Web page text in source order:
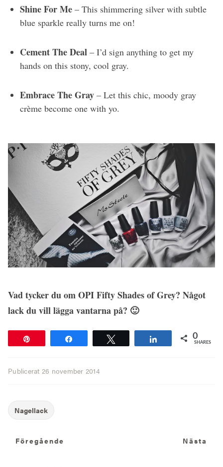
Shine For Me – This shimmering silver with subtle
blue sparkle really turns me on!
Cement The Deal – I’d sign anything to get my
hands on this stony, cool gray.
Embrace The Gray – Let this chic, moody gray
crème become one with yo.
Vad tycker du om OPI Fifty Shades of Grey? Något
lack du vill lägga vantarna på? 🙂
Share 0
SHARES
Publicerat 26 november 2014
Föregående
Föregående Nästa